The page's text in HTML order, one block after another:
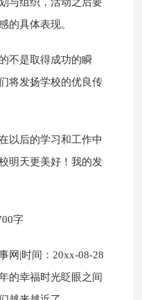
的具体表现。
不是取得成功的瞬
将发扬学校的优良传
以后的学习和工作中
明天更美好！我的发
字
网|时间：20xx-08-28
的幸福时光眨眼之间